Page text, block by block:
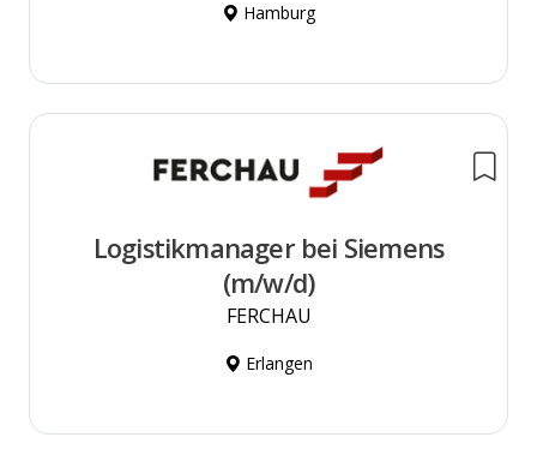
Hamburg
Logistikmanager bei Siemens
(m/w/d)
FERCHAU
Erlangen